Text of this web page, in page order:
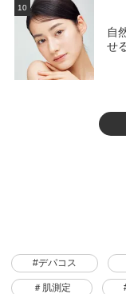
10
自
せ
#デパコス
＃肌測定